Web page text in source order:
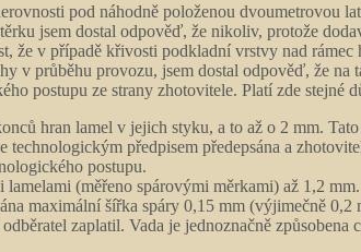
pod náhodně položenou dvoumetrovou
jsem dostal odpověď, že nikoliv, protože
že v případě křivosti podkladní vrstvy nad
v průběhu provozu, jsem dostal odpověď, že
postupu ze strany zhotovitele. Platí zde stejné
hran lamel v jejich styku, a to až o 2 mm.
předpisem předepsána a
postupu.
(měřeno spárovými měrkami) až 1,2
maximální šířka spáry 0,15 mm (výjimečně
zaplatil. Vada je jednoznačně